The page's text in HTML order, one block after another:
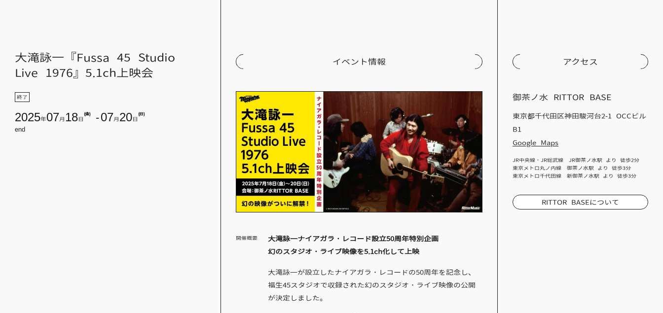
大滝詠一『Fussa 45 Studio
Live 1976』5.1ch上映会
終了
2025年07月18日
(金) 07月20日
(日)
end
イベント情報
開催概要
大滝詠一ナイアガラ・レコード設立50周年特別企画
幻のスタジオ・ライブ映像を5.1ch化して上映
大滝詠一が設立したナイアガラ・レコードの50周年を記念し、
福生45スタジオで収録された幻のスタジオ・ライブ映像の公開
が決定しました。
アクセス
御茶ノ水 RITTOR BASE
東京都千代田区神田駿河台2-1 OCCビル
B1
Google Maps
JR中央線・JR総武線 JR御茶ノ水駅 より 徒歩2分
東京メトロ丸ノ内線 御茶ノ水駅 より 徒歩3分
東京メトロ千代田線 新御茶ノ水駅 より 徒歩3分
RITTOR BASEについて